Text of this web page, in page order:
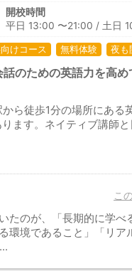
開校時間
平日 13:00 〜21:00 / 土日
けコース 無料体験 夜も
のための英語力を高
ら徒歩1分の場所にある
ます。ネイティブ講師
こ
たのが、「長期的に学べ
環境であること」「リア